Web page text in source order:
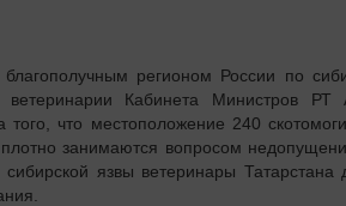
регионом России по
ветеринарии Кабинета Министров РТ
что местоположение 240
занимаются вопросом
язвы ветеринары Татарстана